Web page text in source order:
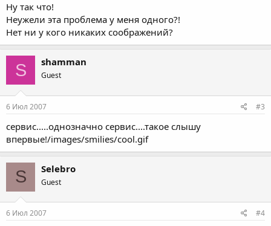
Ну так что!
Неужели эта проблема у меня одного?!
Нет ни у кого никаких соображений?
S shamman
Guest
6 Июл 2007 #3
сервис.....однозначно сервис....такое слышу
впервые!/images/smilies/cool.gif
S Selebro
Guest
6 Июл 2007 #4